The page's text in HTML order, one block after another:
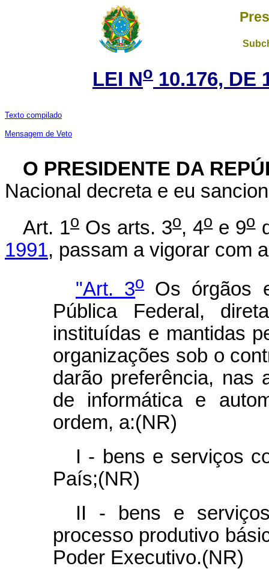
LEI No 10.176, DE
Texto compilado
Mensagem de Veto
O PRESIDENTE DA
Nacional decreta e eu
Art. 1o Os arts. 3o, 4oe 9o
1991, passam a vigorar com
"Art. 3oOs órgãos e
Pública Federal,
instituídas e mantidas
organizações sob o
darão preferência, nas
de informática e
ordem, a:(NR)
I - bens e serviços
País;(NR)
II - bens e
processo produtivo
Poder Executivo.(NR)